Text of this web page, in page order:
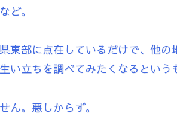
ど。
東部に点在しているだけで、他の
立ちを調べてみたくなるという
ん。悪しからず。